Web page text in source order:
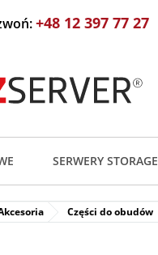
+48 12 397 77 27
SERWERY STORAGE
Części do obudów